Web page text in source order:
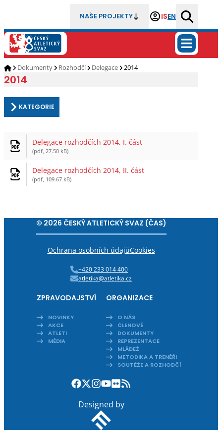
NAŠE PROJEKTY ISEN
Dokumenty Rozhodčí Delegace 2014
2014
KATEGORIE
Delegace rozhodčích 2014, I. část
(pdf, 27.50 kB)
Delegace rozhodčích 2014, II. část
(pdf, 109.67 kB)
© 2026 ČESKÝ ATLETICKÝ SVAZ (ČAS)
Ochrana osobních údajůCookies
+420 233 014 400
atletika@atletika.cz
ZPRAVODAJSTVÍ
NOVINKY
AKCE
ATLETI
MÉDIA
ORGANIZACE
O NÁS
ČLENOVÉ
DOKUMENTY
REPREZENTACE
MLÁDEŽ
METODIKA A TRENÉŘI
SOUTĚŽE A ROZHODČÍ
Designed by